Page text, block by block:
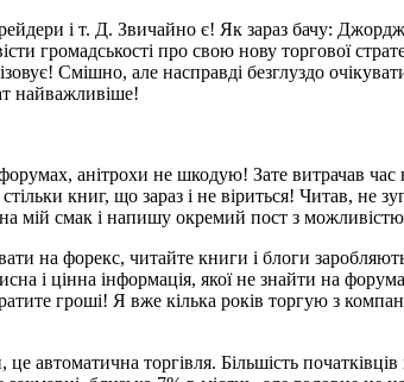
і т. Д. Звичайно є! Як зараз бачу:
громадськості про свою нову торгової
Смішно, але насправді безглуздо
найважливіше!
анітрохи не шкодую! Зате витрачав час
книг, що зараз і не віриться! Читав,
смак і напишу окремий пост з можливістю
на форекс, читайте книги і блоги
і цінна інформація, якої не знайти на
гроші! Я вже кілька років торгую з
автоматична торгівля. Більшість